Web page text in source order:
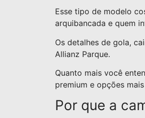
Esse tipo de modelo
arquibancada e quem
Os detalhes de gola,
Allianz Parque.
Quanto mais você
premium e opções
Por que a